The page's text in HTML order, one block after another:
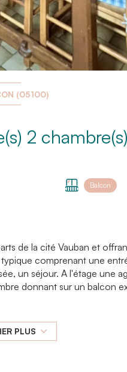
(05100)
Balcon
de la cité Vauban et
comprenant une
un séjour. A l'étage une
donnant sur un balcon
ses lettres de noblesse.
PLUS